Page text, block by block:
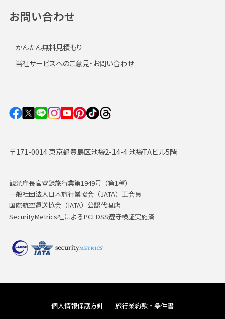
〒171-0014 東京都豊島区池袋2-14-4 池袋TAビル5階
観光庁長官登録旅行業第1949号（第1種）
一般社団法人日本旅行業協会（JATA）正会員
国際航空運送協会（IATA）公認代理店
SecurityMetrics社によるPCI DSS遵守検証実施済
お問い合わせ
かんたん無料見積もり
当社サービスへのご意見・お問い合わせ
個人情報保護方針 旅行業約款・条件書